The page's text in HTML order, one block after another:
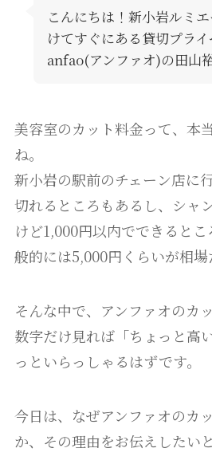
こんにちは！新小岩ルミ
けてすぐにある貸切プラ
anfao(アンファオ)の田山裕
美容室のカット料金って、本
ね。
新小岩の駅前のチェーン店に
切れるところもあるし、シャ
けど1,000円以内でできると
般的には5,000円くらいが相場
そんな中で、アンファオのカ
数字だけ見れば「ちょっと高
っといらっしゃるはずです。
今日は、なぜアンファオのカ
か、その理由をお伝えしたい